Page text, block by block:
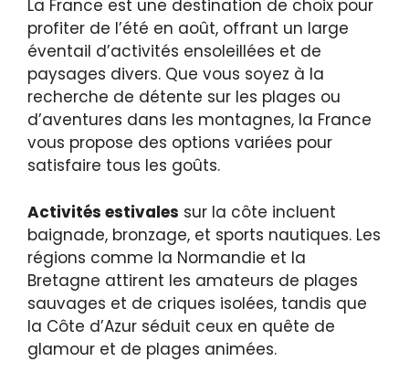
La France est une destination de choix pour
profiter de l’été en août, offrant un large
éventail d’activités ensoleillées et de
paysages divers. Que vous soyez à la
recherche de détente sur les plages ou
d’aventures dans les montagnes, la France
vous propose des options variées pour
satisfaire tous les goûts.
Activités estivales sur la côte incluent
baignade, bronzage, et sports nautiques. Les
régions comme la Normandie et la
Bretagne attirent les amateurs de plages
sauvages et de criques isolées, tandis que
la Côte d’Azur séduit ceux en quête de
glamour et de plages animées.